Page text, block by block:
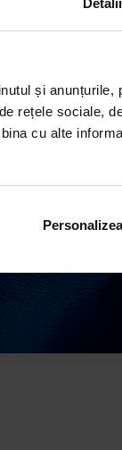
Detalii
și
rețele sociale,
cu alte
în